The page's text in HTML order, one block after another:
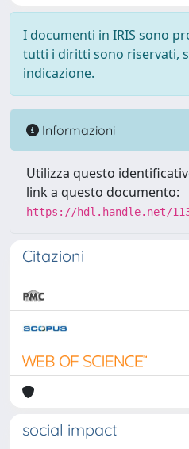
I documenti in IRIS sono
tutti i diritti sono riservati,
indicazione.
Informazioni
Utilizza questo
link a questo documento:
https://hdl.handle.net/
Citazioni
social impact